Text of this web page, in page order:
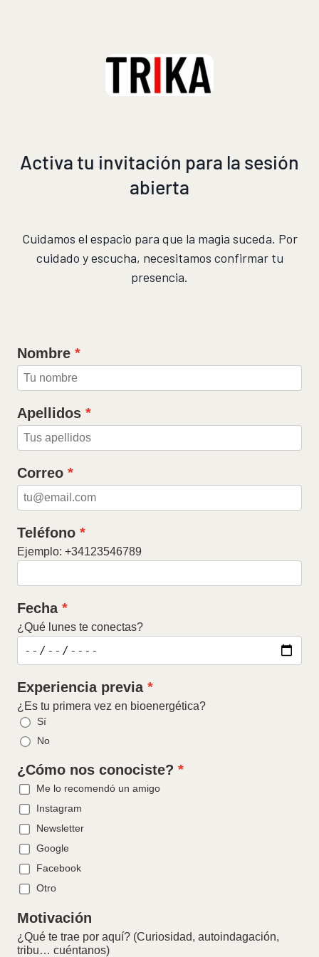
Activa tu invitación para la sesión
abierta
Cuidamos el espacio para que la magia suceda. Por
cuidado y escucha, necesitamos confirmar tu
presencia.
Nombre
Apellidos
Correo
Teléfono
Ejemplo: +34123546789
Fecha
¿Qué lunes te conectas?
Experiencia previa
¿Es tu primera vez en bioenergética?
Sí
No
¿Cómo nos conociste?
Me lo recomendó un amigo
Instagram
Newsletter
Google
Facebook
Otro
Motivación
¿Qué te trae por aquí? (Curiosidad, autoindagación,
tribu… cuéntanos)